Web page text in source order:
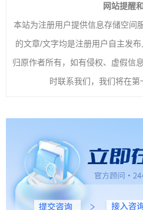
网站提醒
本站为注册用户提供信息存储空间
的文章/文字均是注册用户自主发
归原作者所有，如有侵权、虚假信
时联系我们，我们将在第